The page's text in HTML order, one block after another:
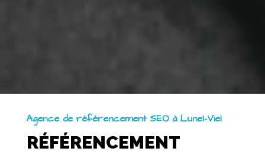
Agence de référencement SEO à Lunel-Viel
RÉFÉRENCEMENT